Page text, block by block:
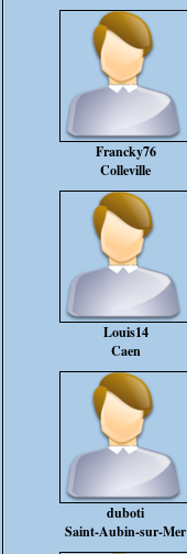
Francky76
Colleville
Louis14
Caen
duboti
Saint-Aubin-sur-Mer